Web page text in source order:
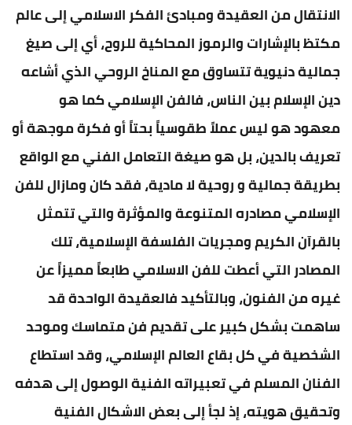
الانتقال من العقيدة ومبادئ الفكر الاسلامي إلى عالم
مكتظ بالإشارات والرموز المحاكية للروح، أي إلى صيغ
جمالية دنيوية تتساوق مع المناخ الروحي الذي أشاعه
دين الإسلام بين الناس، فالفن الإسلامي كما هو
معهود هو ليس عملاً طقوسياً بحتاً أو فكرة موجهة أو
تعريف بالدين، بل هو صيغة التعامل الفني مع الواقع
بطريقة جمالية و روحية لا مادية، فقد كان ومازال للفن
الإسلامي مصادره المتنوعة والمؤثرة والتي تتمثل
بالقرآن الكريم ومجريات الفلسفة الإسلامية، تلك
المصادر التي أعطت للفن الاسلامي طابعاً مميزاً عن
غيره من الفنون، وبالتأكيد فالعقيدة الواحدة قد
ساهمت بشكل كبير على تقديم فن متماسك وموحد
الشخصية في كل بقاع العالم الإسلامي، وقد استطاع
الفنان المسلم في تعبيراته الفنية الوصول إلى هدفه
وتحقيق هويته، إذ لجأ إلى بعض الاشكال الفنية